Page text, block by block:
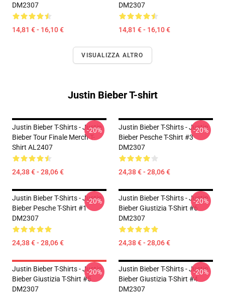
DM2307
14,81 € - 16,10 €
DM2307
14,81 € - 16,10 €
VISUALIZZA ALTRO
Justin Bieber T-shirt
Justin Bieber T-Shirts - Justin
Bieber Tour Finale Merch T-
Shirt AL2407
24,38 € - 28,06 €
-20%
Justin Bieber T-Shirts - Justin
Bieber Pesche T-Shirt #3
DM2307
24,38 € - 28,06 €
-20%
Justin Bieber T-Shirts - Justin
Bieber Pesche T-Shirt #1
DM2307
24,38 € - 28,06 €
-20%
Justin Bieber T-Shirts - Justin
Bieber Giustizia T-Shirt #6
DM2307
24,38 € - 28,06 €
-20%
Justin Bieber T-Shirts - Justin
Bieber Giustizia T-Shirt #5
DM2307
-20%
Justin Bieber T-Shirts - Justin
Bieber Giustizia T-Shirt #4
DM2307
-20%